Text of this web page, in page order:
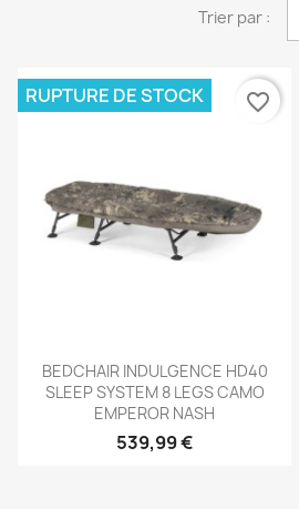
Trier par :
Aperçu rapide
BEDCHAIR INDULGENCE HD40
SLEEP SYSTEM 8 LEGS CAMO
EMPEROR NASH
539,99 €
RUPTURE DE STOCK favorite_border